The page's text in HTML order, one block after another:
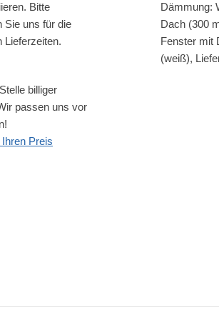
Bitte
Sie uns für die
Lieferzeiten.
Dämmung:
Dach (300
Fenster mit
(weiß),
billiger
passen uns vor
Preis